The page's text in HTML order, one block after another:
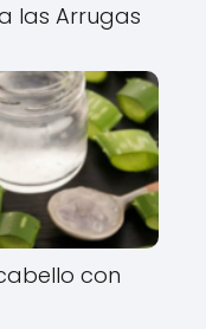
las Arrugas
con